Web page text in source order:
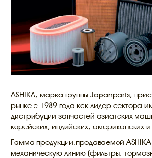
ASHIKA, марка группы Japanparts,
рынке с 1989 года как лидер сектора
дистрибуции запчастей азиатских
корейских, индийских, американских и
Гамма продукции,продаваемой
механическую линию (фильтры,